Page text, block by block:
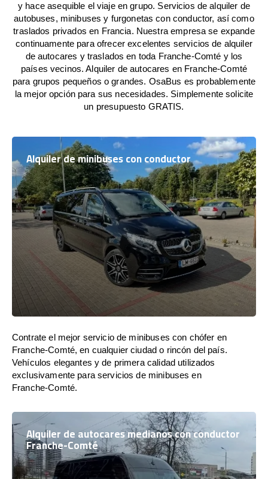
y hace asequible el viaje en grupo. Servicios de alquiler de
autobuses, minibuses y furgonetas con conductor, así como
traslados privados en Francia. Nuestra empresa se expande
continuamente para ofrecer excelentes servicios de alquiler
de autocares y traslados en toda Franche-Comté y los
países vecinos. Alquiler de autocares en Franche-Comté
para grupos pequeños o grandes. OsaBus es probablemente
la mejor opción para sus necesidades. Simplemente solicite
un presupuesto GRATIS.
Alquiler de minibuses con conductor
Contrate el mejor servicio de minibuses con chófer en
Franche-Comté, en cualquier ciudad o rincón del país.
Vehículos elegantes y de primera calidad utilizados
exclusivamente para servicios de minibuses en
Franche-Comté.
Alquiler de autocares medianos con conductor
Franche-Comté